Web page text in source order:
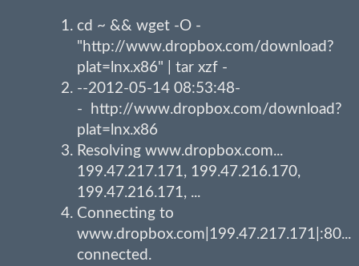
cd ~ && wget -O -
"http://www.dropbox.com/download?
plat=lnx.x86" | tar xzf -
--2012-05-14 08:53:48-
- http://www.dropbox.com/download?
plat=lnx.x86
Resolving www.dropbox.com...
199.47.217.171, 199.47.216.170,
199.47.216.171, ...
Connecting to
www.dropbox.com|199.47.217.171|:80...
connected.